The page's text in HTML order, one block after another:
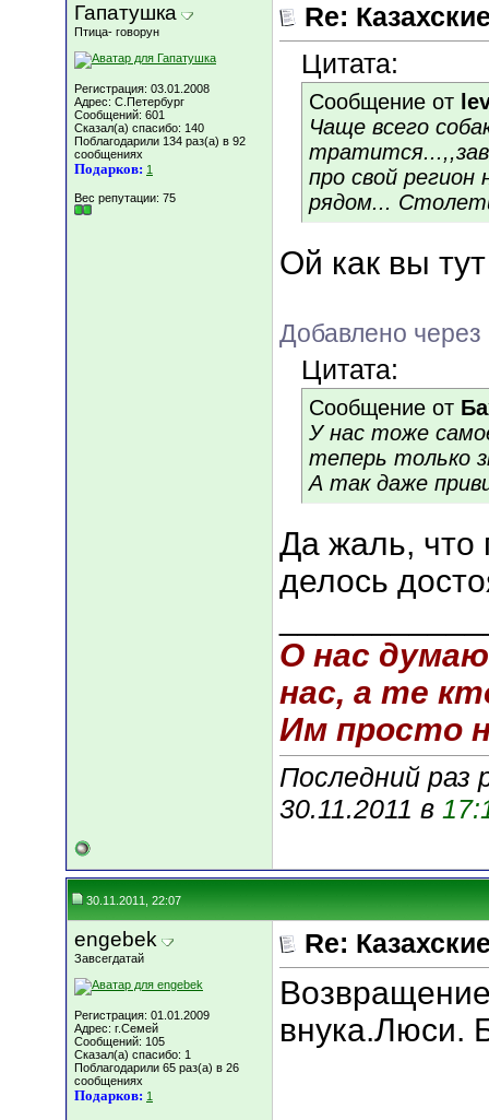
Гапатушка
Птица- говорун
Регистрация: 03.01.2008
Адрес: C.Петербург
Сообщений: 601
Сказал(а) спасибо: 140
Поблагодарили 134 раз(а) в 92
сообщениях
Подарков: 1
Вес репутации: 75
Re:
Цитата:
Сообщение от
Чаще всего
про свой регион
рядом...
Ой как вы
Добавлено через
Цитата:
Сообщение от
У нас тоже
теперь только
А так даже
Да жаль, что
делось
О нас
нас, а те
Им просто
Последний раз
30.11.2011 в
30.11.2011, 22:07
engebek
Завсегдатай
Регистрация: 01.01.2009
Адрес: г.Семей
Сообщений: 105
Сказал(а) спасибо: 1
Поблагодарили 65 раз(а) в 26
сообщениях
Подарков: 1
Re:
внука.Люси.